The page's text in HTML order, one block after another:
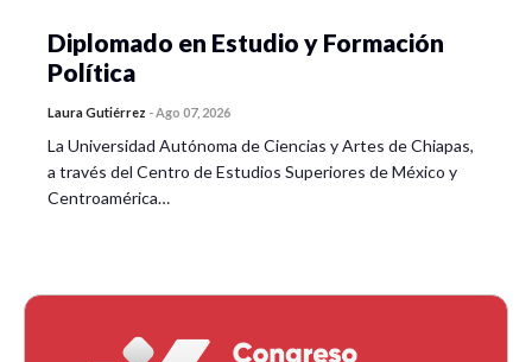
Diplomado en Estudio y Formación
Política
Laura Gutiérrez -Ago 07, 2026
La Universidad Autónoma de Ciencias y Artes de Chiapas,
a través del Centro de Estudios Superiores de México y
Centroamérica…